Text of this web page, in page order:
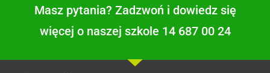
Masz pytania? Zadzwoń i dowiedz się
więcej o naszej szkole 14 687 00 24